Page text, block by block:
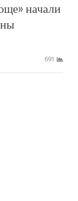
начали
691